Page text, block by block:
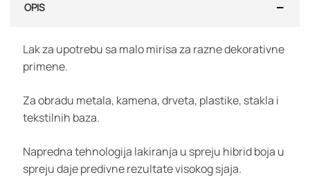
OPIS
Lak za upotrebu sa malo mirisa za razne dekorativne
primene.
Za obradu metala, kamena, drveta, plastike, stakla i
tekstilnih baza.
Napredna tehnologija lakiranja u spreju hibrid boja u
spreju daje predivne rezultate visokog sjaja.